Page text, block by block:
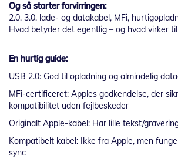
Og så starter forvirringen:
2.0, 3.0, lade- og datakabel, MFi,
Hvad betyder det egentlig – og hvad virker
En hurtig guide:
USB 2.0: God til opladning og almindelig
MFi-certificeret: Apples godkendelse, der
kompatibilitet uden fejlbeskeder
Originalt Apple-kabel: Har lille tekst/
Kompatibelt kabel: Ikke fra Apple, men
sync